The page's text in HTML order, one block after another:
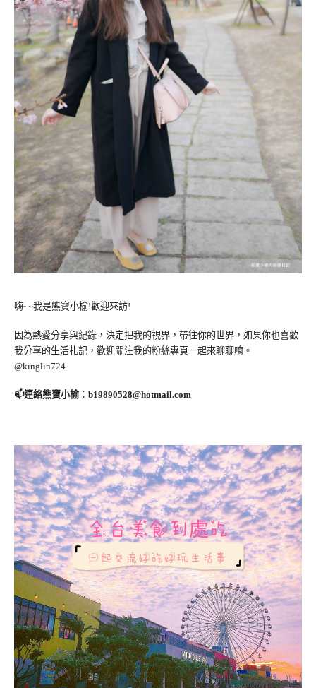
嗨~~我是熊寶小榆!歡迎來訪!
因為熱愛分享與紀錄，決定把我的視界，帶往你的世界，如果你也喜歡
我分享的生活扎記，歡迎關注我的粉絲專頁一起來聊聊唷。
@kinglin724
📫連絡熊寶小榆： b19890528@hotmail.com